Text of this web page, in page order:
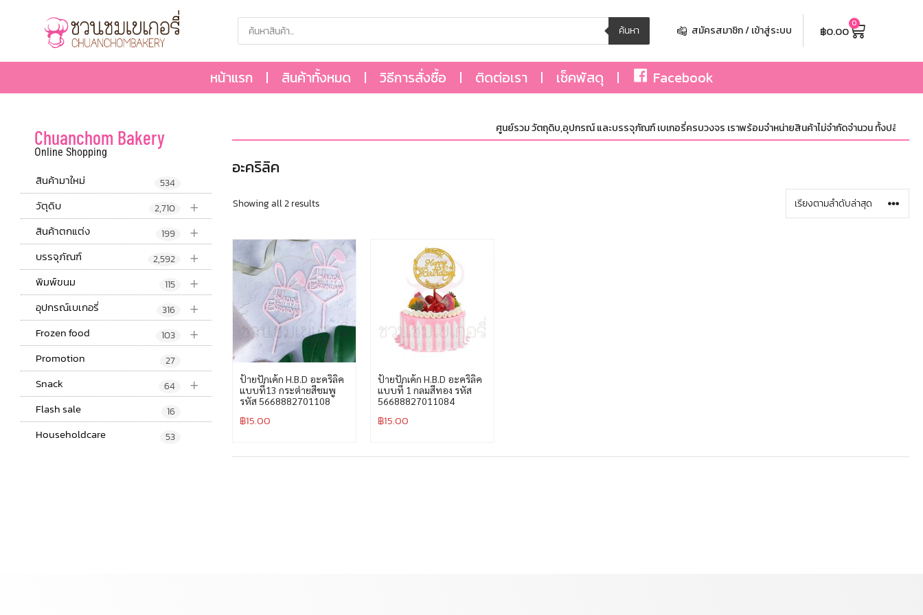
ค้นหา สมัครสมาชิก / เข้าสู่ระบบ ฿0.00 0
หน้าแรก สินค้าทั้งหมด วิธีการสั่งซื้อ ติดต่อเรา เช็คพัสดุ Facebook
Chuanchom Bakery
Online Shopping
สินค้ามาใหม่ 534
+
วัตุดิบ 2,710
+
สินค้าตกแต่ง 199
+
บรรจุภัณฑ์ 2,592
+
พิมพ์ขนม 115
+
อุปกรณ์เบเกอรี่ 316
+
Frozen food 103
Promotion 27
+
Snack 64
Flash sale 16
Householdcare 53
ศูนย์รวม วัตถุดิบ,อุปกรณ์ และบรรจุภัณฑ์ เบเกอรี่ครบวงจร เราพร้อมจำหน่ายสินค้าไม่จำกัดจำนวน ทั้งปลีกและ
อะคริลิค
Showing all 2 results
ป้ายปักเค้ก H.B.D อะคริลิค
แบบที่13 กระต่ายสีชมพู
รหัส 5668882701108
฿15.00
ป้ายปักเค้ก H.B.D อะคริลิค
แบบที่ 1 กลมสีทอง รหัส
56688827011084
฿15.00